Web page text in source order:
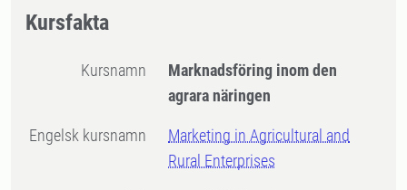
Kursfakta
Kursnamn
Marknadsföring inom den
agrara näringen
Engelsk kursnamn
Marketing in Agricultural and
Rural Enterprises